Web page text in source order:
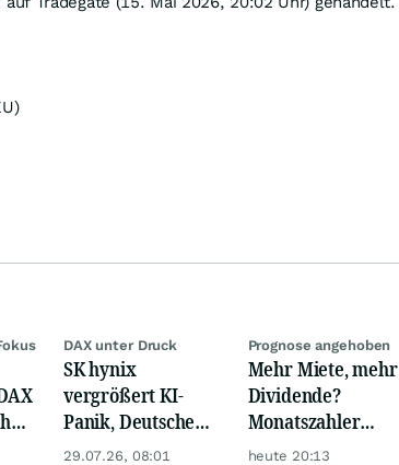
DAX unter Druck
SK hynix
vergrößert KI-
Panik, Deutsche
Bank überrascht
29.07.26, 08:01
Prognose angehoben
Mehr Miete, mehr
Dividende?
Monatszahler
Realty Income
heute 20:13